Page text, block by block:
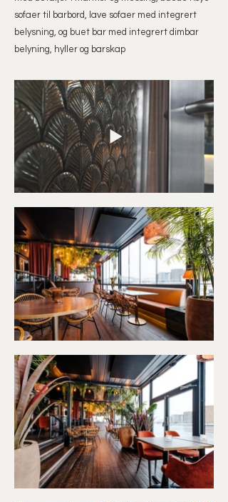
sofaer til barbord, lave sofaer med integrert
belysning, og buet bar med integrert dimbar
belyning, hyller og barskap